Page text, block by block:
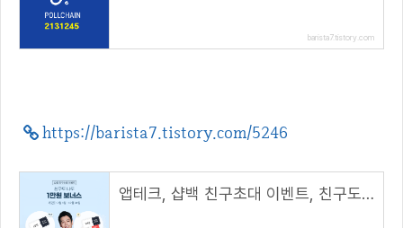
barista7.tistory.com
https://barista7.tistory.com/5246
앱테크, 샵백 친구초대 이벤트, 친구도 나도 1만원 보너스(초대 코드 : UVOsnO)